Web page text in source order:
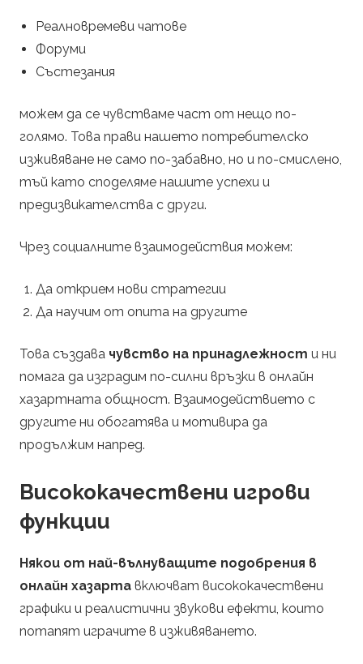
Реалновремеви чатове
Форуми
Състезания
можем да се чувстваме част от нещо по-
голямо. Това прави нашето потребителско
изживяване не само по-забавно, но и по-смислено,
тъй като споделяме нашите успехи и
предизвикателства с други.
Чрез социалните взаимодействия можем:
Да открием нови стратегии
Да научим от опита на другите
Това създава чувство на принадлежност и ни
помага да изградим по-силни връзки в онлайн
хазартната общност. Взаимодействието с
другите ни обогатява и мотивира да
продължим напред.
Висококачествени игрови
функции
Някои от най-вълнуващите подобрения в
онлайн хазарта включват висококачествени
графики и реалистични звукови ефекти, които
потапят играчите в изживяването.